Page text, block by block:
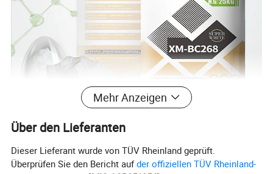
Mehr Anzeigen
Über den Lieferanten
Dieser Lieferant wurde von TÜV Rheinland geprüft.
Überprüfen Sie den Bericht aufder offiziellen TÜV Rheinland-